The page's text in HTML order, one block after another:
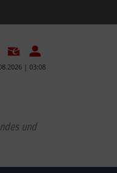
| 03:08
und